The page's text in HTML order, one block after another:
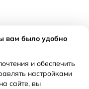
ПОЛЯНА®, Россия
вам было удобно
и обеспечить
настройками
сайте, вы